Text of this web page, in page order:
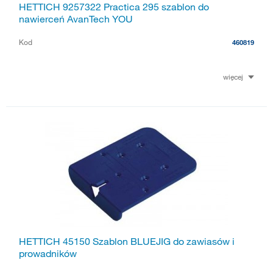
HETTICH 9257322 Practica 295 szablon do
nawierceń AvanTech YOU
Kod 460819
więcej
HETTICH 45150 Szablon BLUEJIG do zawiasów i
prowadników